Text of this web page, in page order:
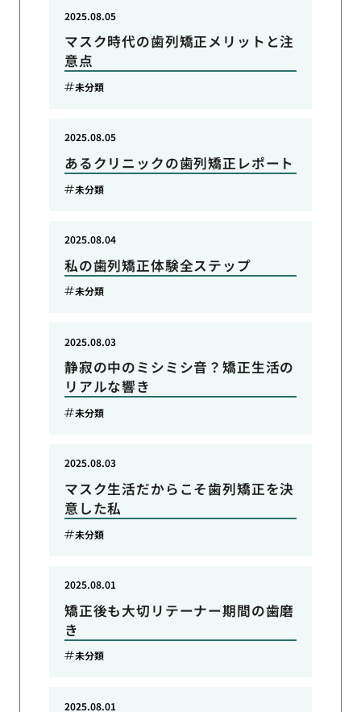
マスク時代の歯列矯正メリットと注
意点
2025.08.05
未分類
あるクリニックの歯列矯正レポート
2025.08.05
未分類
私の歯列矯正体験全ステップ
2025.08.04
未分類
静寂の中のミシミシ音？矯正生活の
リアルな響き
2025.08.03
未分類
マスク生活だからこそ歯列矯正を決
意した私
2025.08.03
未分類
矯正後も大切リテーナー期間の歯磨
き
2025.08.01
未分類
2025.08.01